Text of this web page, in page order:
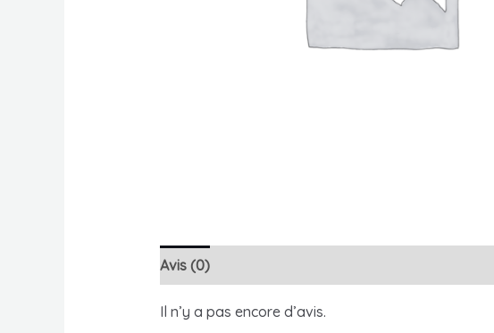
Avis (0)
Il n’y a pas encore d’avis.